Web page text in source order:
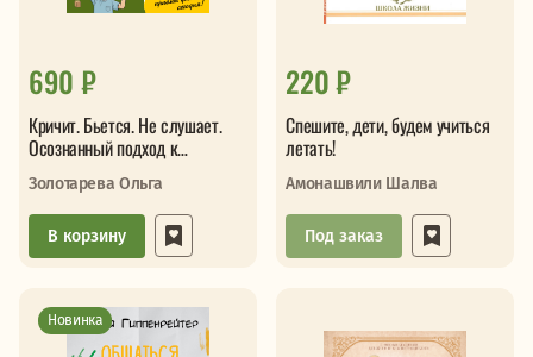
690 ₽
Кричит. Бьется. Не слушает.
Осознанный подход к
истерикам
Золотарева Ольга
В корзину
220 ₽
Спешите, дети, будем учиться
летать!
Амонашвили Шалва
Под заказ
Новинка